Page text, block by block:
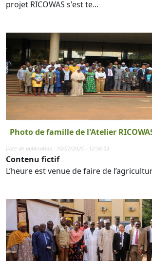
projet RICOWAS s'est te...
Photo de famille de l'Atelier
Date de publication : 10/07/2025 - 12:56:03
Contenu fictif
L’heure est venue de faire de